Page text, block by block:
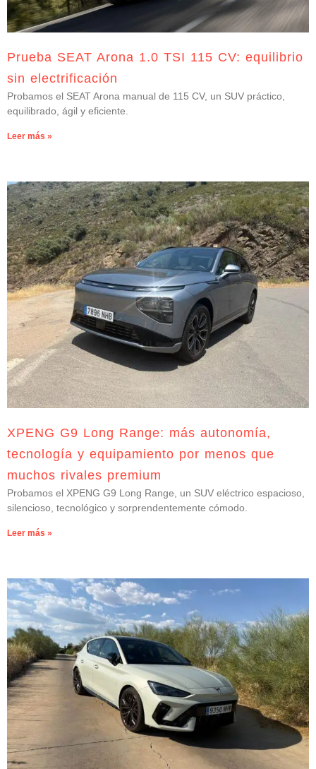
Prueba SEAT Arona 1.0 TSI 115 CV: equilibrio
sin electrificación
Probamos el SEAT Arona manual de 115 CV, un SUV práctico,
equilibrado, ágil y eficiente.
Leer más »
XPENG G9 Long Range: más autonomía,
tecnología y equipamiento por menos que
muchos rivales premium
Probamos el XPENG G9 Long Range, un SUV eléctrico espacioso,
silencioso, tecnológico y sorprendentemente cómodo.
Leer más »